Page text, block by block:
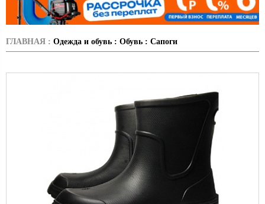
ГЛАВНАЯ : Одежда и обувь : Обувь : Сапоги